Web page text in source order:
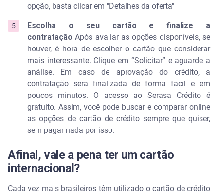
opção, basta clicar em "Detalhes da oferta"
Escolha o seu cartão e finalize a
contratação Após avaliar as opções disponíveis, se
houver, é hora de escolher o cartão que considerar
mais interessante. Clique em “Solicitar” e aguarde a
análise. Em caso de aprovação do crédito, a
contratação será finalizada de forma fácil e em
poucos minutos. O acesso ao Serasa Crédito é
gratuito. Assim, você pode buscar e comparar online
as opções de cartão de crédito sempre que quiser,
sem pagar nada por isso.
Afinal, vale a pena ter um cartão
internacional?
Cada vez mais brasileiros têm utilizado o cartão de crédito